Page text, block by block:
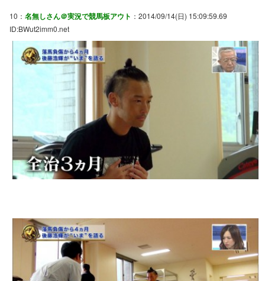
10： 名無しさん＠実況で競馬板アウト ：2014/09/14(日) 15:09:59.69
ID:BWut2imm0.net